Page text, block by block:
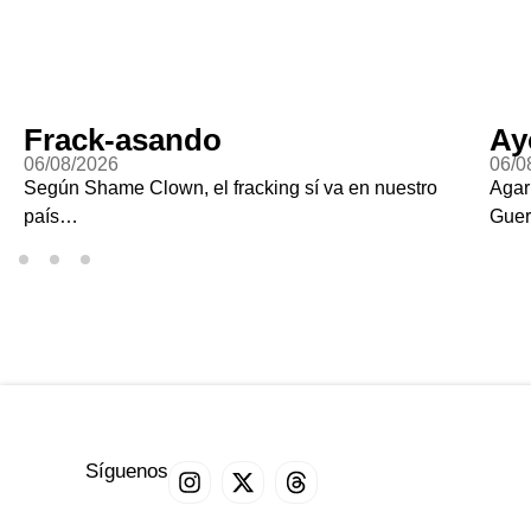
Ayotzi Vive?
06/08/2026
Agarraron a Ángel Aguirre, el gobernador de
Guerrero cuando desaparecieron a los 43
Síguenos